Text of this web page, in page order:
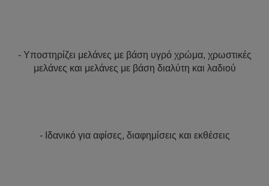
- Υποστηρίζει μελάνες με βάση υγρό χρώμα, χρωστικές
μελάνες και μελάνες με βάση διαλύτη και λαδιού
- Ιδανικό για αφίσες, διαφημίσεις και εκθέσεις